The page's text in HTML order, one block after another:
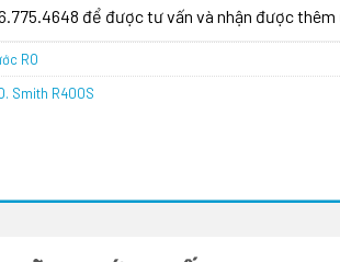
để được tư vấn và nhận được thêm
RO
Smith R400S